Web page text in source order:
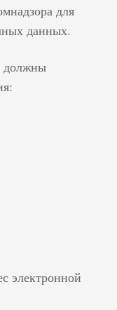
для
данных.
должны
электронной